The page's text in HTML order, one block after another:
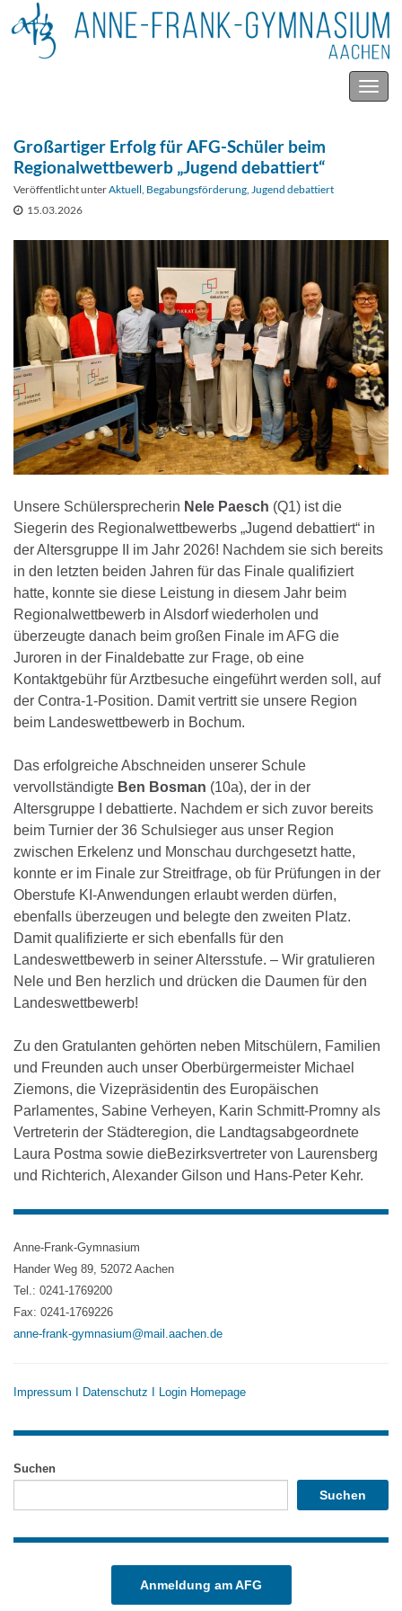
Großartiger Erfolg für AFG-Schüler beim
Regionalwettbewerb „Jugend debattiert“
Veröffentlicht unterAktuell Begabungsförderung Jugend debattiert
15.03.2026
Unsere Schülersprecherin Nele Paesch (Q1) ist die
Siegerin des Regionalwettbewerbs „Jugend debattiert“ in
der Altersgruppe II im Jahr 2026! Nachdem sie sich bereits
in den letzten beiden Jahren für das Finale qualifiziert
hatte, konnte sie diese Leistung in diesem Jahr beim
Regionalwettbewerb in Alsdorf wiederholen und
überzeugte danach beim großen Finale im AFG die
Juroren in der Finaldebatte zur Frage, ob eine
Kontaktgebühr für Arztbesuche eingeführt werden soll, auf
der Contra-1-Position. Damit vertritt sie unsere Region
beim Landeswettbewerb in Bochum.
Das erfolgreiche Abschneiden unserer Schule
vervollständigte Ben Bosman (10a), der in der
Altersgruppe I debattierte. Nachdem er sich zuvor bereits
beim Turnier der 36 Schulsieger aus unser Region
zwischen Erkelenz und Monschau durchgesetzt hatte,
konnte er im Finale zur Streitfrage, ob für Prüfungen in der
Oberstufe KI-Anwendungen erlaubt werden dürfen,
ebenfalls überzeugen und belegte den zweiten Platz.
Damit qualifizierte er sich ebenfalls für den
Landeswettbewerb in seiner Altersstufe. – Wir gratulieren
Nele und Ben herzlich und drücken die Daumen für den
Landeswettbewerb!
Zu den Gratulanten gehörten neben Mitschülern, Familien
und Freunden auch unser Oberbürgermeister Michael
Ziemons, die Vizepräsidentin des Europäischen
Parlamentes, Sabine Verheyen, Karin Schmitt-Promny als
Vertreterin der Städteregion, die Landtagsabgeordnete
Laura Postma sowie dieBezirksvertreter von Laurensberg
und Richterich, Alexander Gilson und Hans-Peter Kehr.
Anne-Frank-Gymnasium
Hander Weg 89, 52072 Aachen
Tel.: 0241-1769200
Fax: 0241-1769226
anne-frank-gymnasium@mail.aachen.de
Impressum Datenschutz Login Homepage
Suchen
Suchen
Anmeldung am AFG